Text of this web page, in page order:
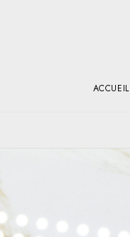
ACCUEIL